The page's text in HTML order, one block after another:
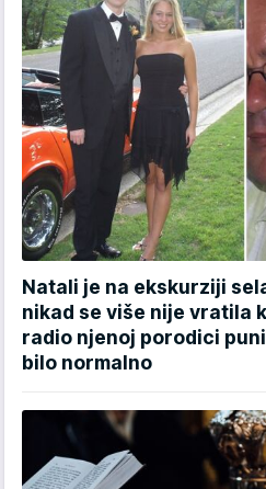
Natali je na ekskurziji
nikad se više nije vratila
radio njenoj porodici
bilo normalno